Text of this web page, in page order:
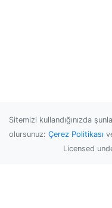
Sitemizi kullandığınızda
olursunuz: Çerez Politikası
Licensed